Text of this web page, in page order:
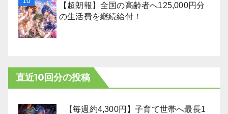
【超朗報】全国の高齢者へ125,000円分
の生活費を継続給付！
直近10回分の投稿
【毎週約4,300円】子育て世帯へ最長1